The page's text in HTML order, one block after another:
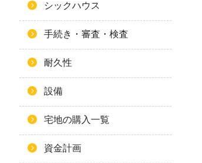
シックハウス
手続き・審査・検査
耐久性
設備
宅地の購入一覧
資金計画